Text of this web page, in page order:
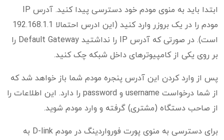
ابتدا باید به منوی مودم خود دسترسی پیدا کنید. آدرس IP
مودم را در یک بروزر وارد کنید (این ادرس احتمالا 192.168.1.1
است). در صورتی که آدرس IP را نداشتید Default Gateway را
بر روی یکی از کامپیوترهای داخل شبکه چک کنید.
پس از وارد کردن این آدرس پنجره مودم شما باز خواهد شد که
از شما درخواست username و password را دارد. این اطلاعات را
از صاحب دستگاه (مشتری) گرفته و وارد مودم شوید.
برای دسترسی به منوی پورت فورواردینگ در مودم D-link به